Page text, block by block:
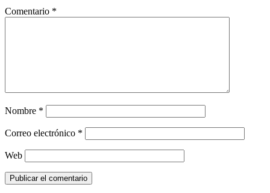
Comentario *
Nombre *
Correo electrónico *
Web